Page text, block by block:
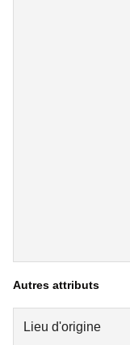
Autres attributs
Lieu d'origine